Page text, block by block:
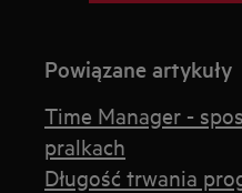
Powiązane artykuły
Time Manager -
pralkach
Długość trwania